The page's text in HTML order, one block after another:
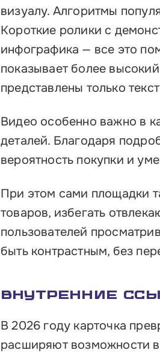
визуалу. Алгоритмы
Короткие ролики с
инфографика — все это
показывает более
представлены только
Видео особенно важно в
деталей. Благодаря
вероятность покупки и
При этом сами площадки
товаров, избегать
пользователей
быть контрастным, без
Внутренние
В 2026 году карточка
расширяют возможности